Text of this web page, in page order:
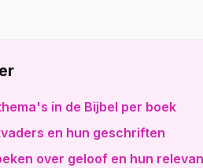
in de Bijbel per boek
en hun geschriften
over geloof en hun